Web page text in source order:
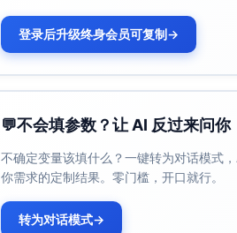
登录后升级终身会员可复制→
💬不会填参数？让 AI 反过来问你
不确定变量该填什么？一键转为对话模式
你需求的定制结果。零门槛，开口就行。
转为对话模式→